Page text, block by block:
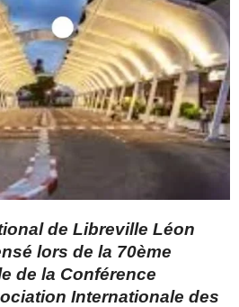
de Libreville Léon
lors de la 70ème
de la Conférence
Internationale des